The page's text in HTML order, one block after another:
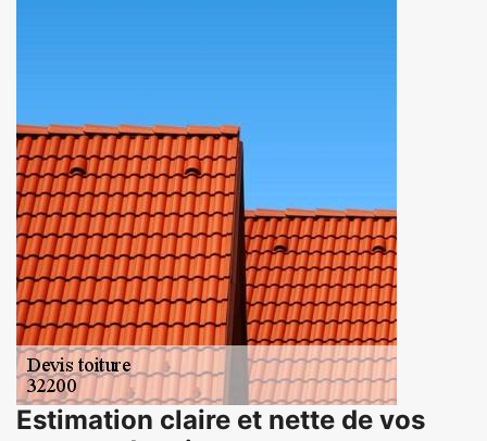
Estimation claire et nette de vos